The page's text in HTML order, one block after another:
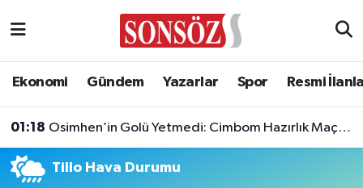
Ekonomi Gündem Yazarlar Spor Resmi
01:18 Osimhen’in Golü Yetmedi: Cimbom Hazırlık Maçını Olaylı Kapattı!
Tillo Hava Durumu
Asayiş
Ankara Nöbetçi Eczaneler